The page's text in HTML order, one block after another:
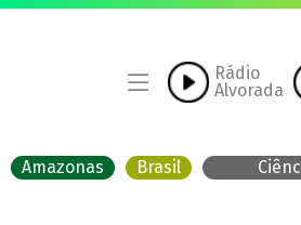
Rádio
Alvorada
Amazonas Brasil